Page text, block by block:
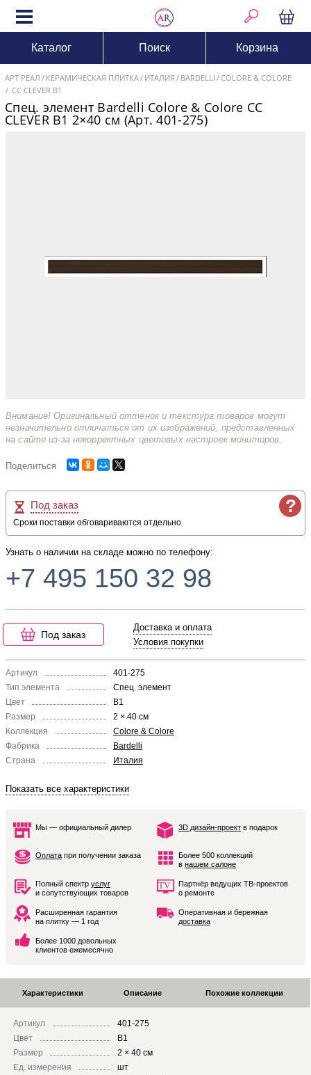
Каталог Поиск Корзина
АРТ РЕАЛ КЕРАМИЧЕСКАЯ ПЛИТКА ИТАЛИЯ BARDELLI COLORE & COLORE
CC CLEVER B1
Спец. элемент Bardelli Colore & Colore CC
CLEVER B1 2×40 см (Арт. 401-275)
Внимание! Оригинальный оттенок и текстура товаров могут
незначительно отличаться от их изображений, представленных
на сайте из-за некорректных цветовых настроек мониторов.
Поделиться
?
Под заказ
Сроки поставки обговариваются отдельно
Узнать о наличии на складе можно по телефону:
+7 495 150 32 98
Под заказ
Доставка и оплата
Условия покупки
Артикул
401-275
Тип элемента
Спец. элемент
Цвет
B1
Размер
2 × 40 см
Коллекция
Colore & Colore
Фабрика
Bardelli
Страна
Италия
Показать все характеристики
Мы — официальный дилер 3D дизайн-проект в подарок
Оплата при получении заказа
Более 500 коллекций
в нашем салоне
Полный спектр услуг
и сопутствующих товаров
Партнёр ведущих ТВ-проектов
о ремонте
Расширенная гарантия
на плитку — 1 год
Оперативная и бережная
доставка
Более 1000 довольных
клиентов ежемесячно
Характеристики Описание Похожие коллекции
Артикул
401-275
Цвет
B1
Размер
2 × 40 см
Ед. измерения
шт